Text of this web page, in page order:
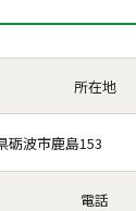
所在地
波市鹿島153
電話